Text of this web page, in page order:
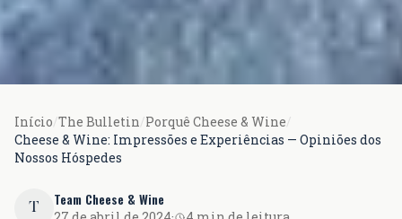
Início/The Bulletin/Porquê Cheese & Wine/
Cheese & Wine: Impressões e Experiências — Opiniões dos
Nossos Hóspedes
T Team Cheese & Wine